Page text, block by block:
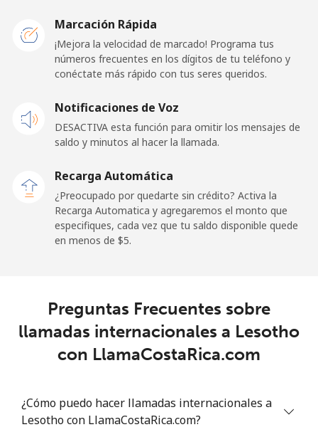
Línea fija ⁦69.9¢⁩ 7 min por ⁦$5⁩
⁦48.5¢⁩ 10 min por ⁦$5⁩
Celular ⁦39.9¢⁩ 12 min por ⁦$5⁩ -
Liechtenstein
Celular ⁦13.9¢⁩ 35 min por ⁦$5⁩
Lithuania
Celular ⁦5.9¢⁩ 84 min por ⁦$5⁩ ⁦6¢⁩
Marcación Rápida
¡Mejora la velocidad de marcado! Programa tus
números frecuentes en los dígitos de tu teléfono y
conéctate más rápido con tus seres queridos.
Notificaciones de Voz
DESACTIVA esta función para omitir los mensajes de
saldo y minutos al hacer la llamada.
Recarga Automática
¿Preocupado por quedarte sin crédito? Activa la
Recarga Automatica y agregaremos el monto que
especifiques, cada vez que tu saldo disponible quede
en menos de ⁦$5⁩.
Preguntas Frecuentes sobre
llamadas internacionales a Lesotho
con LlamaCostaRica.com
¿Cómo puedo hacer llamadas internacionales a
Lesotho con LlamaCostaRica.com?